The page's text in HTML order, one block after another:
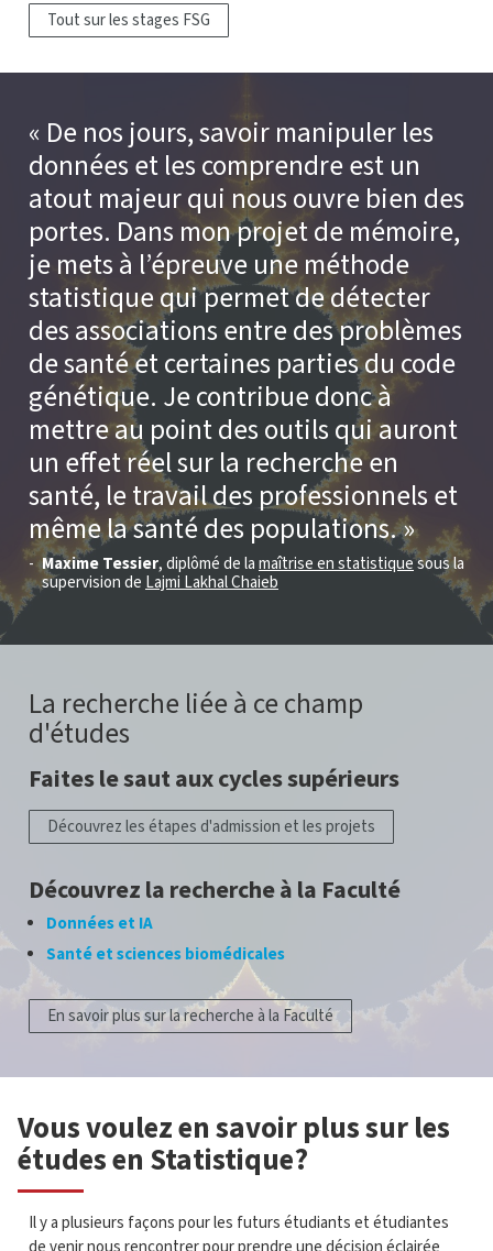
Tout sur les stages FSG
De nos jours, savoir manipuler les
données et les comprendre est un
atout majeur qui nous ouvre bien des
portes. Dans mon projet de mémoire,
je mets à l’épreuve une méthode
statistique qui permet de détecter
des associations entre des problèmes
de santé et certaines parties du code
génétique. Je contribue donc à
mettre au point des outils qui auront
un effet réel sur la recherche en
santé, le travail des professionnels et
même la santé des populations.
Maxime Tessier, diplômé de la maîtrise en statistiquesous la
supervision de Lajmi Lakhal Chaieb
La recherche liée à ce champ
d'études
Faites le saut aux cycles supérieurs
Découvrez les étapes d'admission et les projets
Découvrez la recherche à la Faculté
Données et IA
Santé et sciences biomédicales
En savoir plus sur la recherche à la Faculté
Vous voulez en savoir plus sur les
études en Statistique?
Il y a plusieurs façons pour les futurs étudiants et étudiantes
de venir nous rencontrer pour prendre une décision éclairée